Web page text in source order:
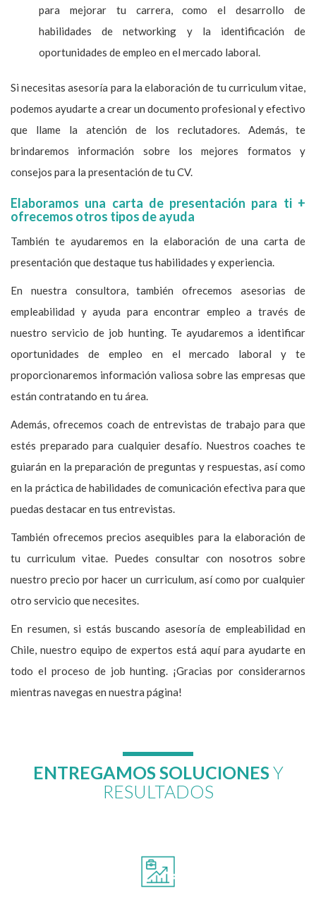
para mejorar tu carrera, como el desarrollo de
habilidades de networking y la identificación de
oportunidades de empleo en el mercado laboral.
Si necesitas asesoría para la elaboración de tu curriculum vitae,
podemos ayudarte a crear un documento profesional y efectivo
que llame la atención de los reclutadores. Además, te
brindaremos información sobre los mejores formatos y
consejos para la presentación de tu CV.
Elaboramos una carta de presentación para ti +
ofrecemos otros tipos de ayuda
También te ayudaremos en la elaboración de una carta de
presentación que destaque tus habilidades y experiencia.
En nuestra consultora, también ofrecemos asesorias de
empleabilidad y ayuda para encontrar empleo a través de
nuestro servicio de job hunting. Te ayudaremos a identificar
oportunidades de empleo en el mercado laboral y te
proporcionaremos información valiosa sobre las empresas que
están contratando en tu área.
Además, ofrecemos coach de entrevistas de trabajo para que
estés preparado para cualquier desafío. Nuestros coaches te
guiarán en la preparación de preguntas y respuestas, así como
en la práctica de habilidades de comunicación efectiva para que
puedas destacar en tus entrevistas.
También ofrecemos precios asequibles para la elaboración de
tu curriculum vitae. Puedes consultar con nosotros sobre
nuestro precio por hacer un curriculum, así como por cualquier
otro servicio que necesites.
En resumen, si estás buscando asesoría de empleabilidad en
Chile, nuestro equipo de expertos está aquí para ayudarte en
todo el proceso de job hunting. ¡Gracias por considerarnos
mientras navegas en nuestra página!
ENTREGAMOS SOLUCIONESY
RESULTADOS